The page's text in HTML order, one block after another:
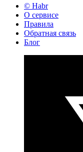
© Habr
О сервисе
Правила
Обратная связь
Блог